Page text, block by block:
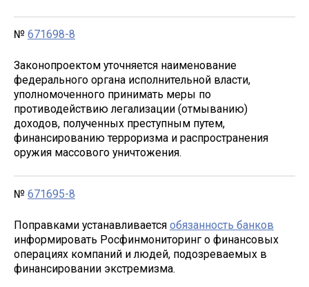
№ 671698-8
Законопроектом уточняется наименование
федерального органа исполнительной власти,
уполномоченного принимать меры по
противодействию легализации (отмыванию)
доходов, полученных преступным путем,
финансированию терроризма и распространения
оружия массового уничтожения.
№ 671695-8
Поправками устанавливается обязанность банков
информировать Росфинмониторинг о финансовых
операциях компаний и людей, подозреваемых в
финансировании экстремизма.